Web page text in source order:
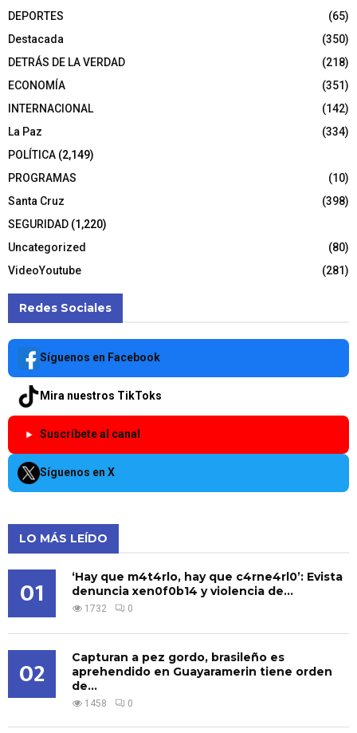
DEPORTES
(65)
Destacada
(350)
DETRÁS DE LA VERDAD
(218)
ECONOMÍA
(351)
INTERNACIONAL
(142)
La Paz
(334)
POLÍTICA (2,149)
PROGRAMAS
(10)
Santa Cruz
(398)
SEGURIDAD (1,220)
Uncategorized
(80)
VideoYoutube
(281)
Redes Sociales
Síguenos en Facebook
Mira nuestros TikToks
Suscríbete al canal
Síguenos en X
LO MÁS LEÍDO
01
‘Hay que m4t4rlo, hay que c4rne4rl0’: Evista
denuncia xen0f0b14 y violencia de...
1732 0
02
Capturan a pez gordo, brasileño es
aprehendido en Guayaramerin tiene orden
de...
1458 0